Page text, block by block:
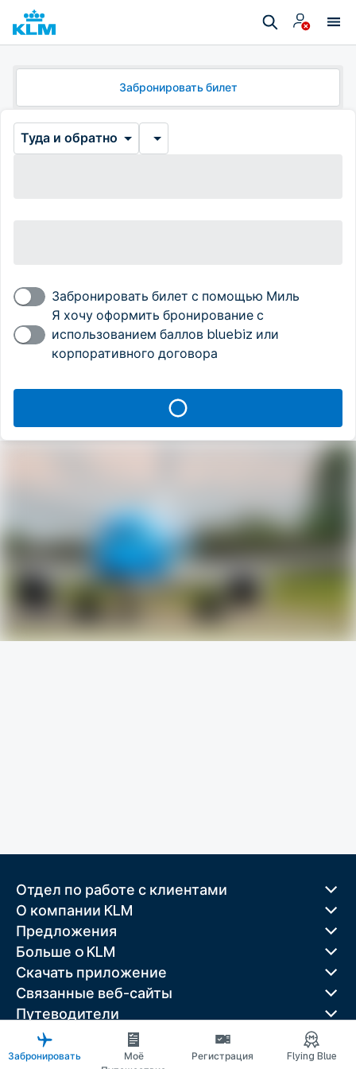
Забронировать билет
Туда и обратно
Забронировать билет с помощью Миль
Я хочу оформить бронирование с
использованием баллов bluebiz или
корпоративного договора
Отдел по работе с клиентами
О компании KLM
Предложения
Больше o KLM
Скачать приложение
Связанные веб-сайты
Путеводители
Лучшие направления
Популярные страны
Забронировать
Моё
Регистрация Flying Blue